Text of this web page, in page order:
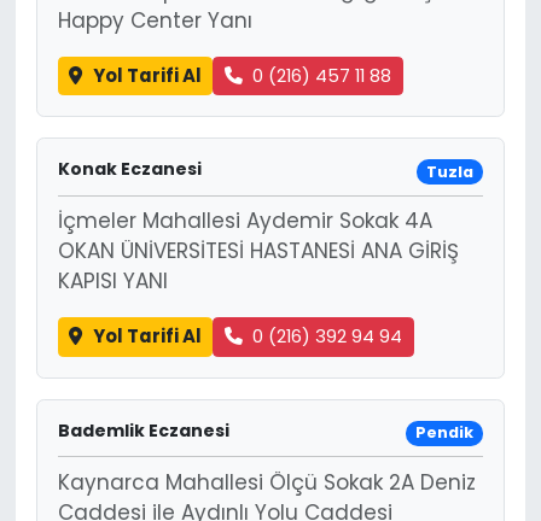
Happy Center Yanı
Yol Tarifi Al 0 (216) 457 11 88
Konak Eczanesi Tuzla
İçmeler Mahallesi Aydemir Sokak 4A
OKAN ÜNİVERSİTESİ HASTANESİ ANA GİRİŞ
KAPISI YANI
Yol Tarifi Al 0 (216) 392 94 94
Bademlik Eczanesi Pendik
Kaynarca Mahallesi Ölçü Sokak 2A Deniz
Caddesi ile Aydınlı Yolu Caddesi